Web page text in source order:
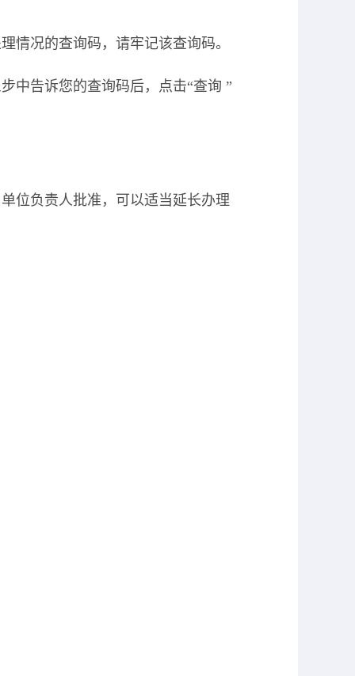
情况的查询码，请牢记该查询码。
中告诉您的查询码后，点击“查询 ”
位负责人批准，可以适当延长办理